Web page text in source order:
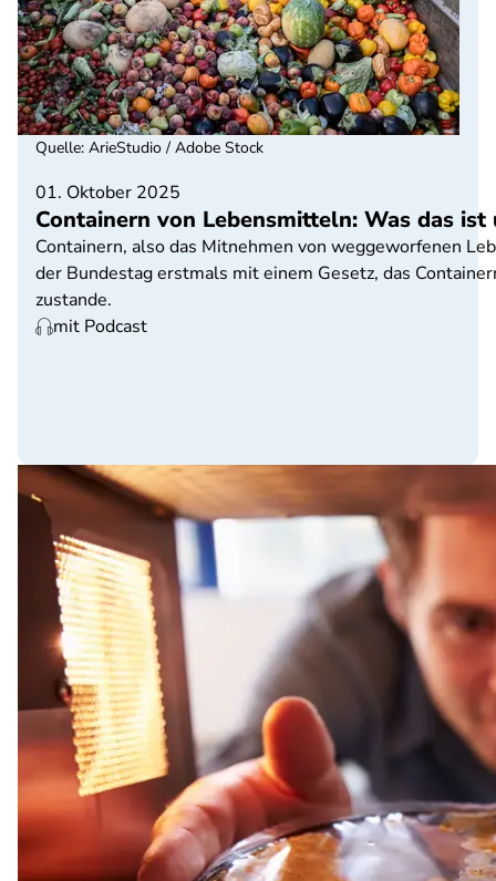
01. Oktober 2025
Containern von Lebensmitteln: Was das
Containern, also das Mitnehmen von weggeworfenen
der Bundestag erstmals mit einem Gesetz, das
zustande.
mit Podcast
Quelle: ArieStudio / Adobe Stock